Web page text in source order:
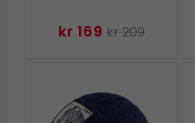
kr 169 kr 209